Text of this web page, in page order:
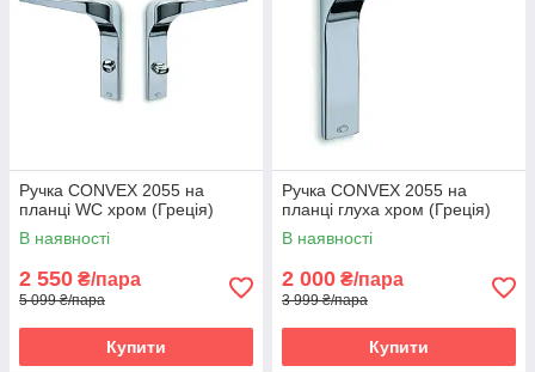
Ручка CONVEX 2055 на
планці WC хром (Греція)
В наявності
2 550 ₴/пара
5 099 ₴/пара
Купити
Ручка CONVEX 2055 на
планці глуха хром (Греція)
В наявності
2 000 ₴/пара
3 999 ₴/пара
Купити